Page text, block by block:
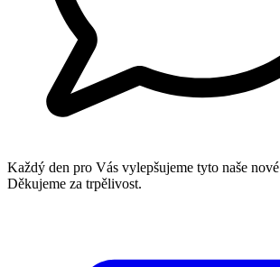
Každý den pro Vás vylepšujeme tyto naše
Děkujeme za trpělivost.